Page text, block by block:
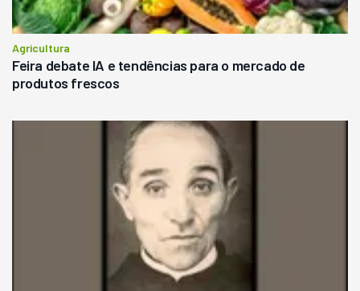
Agricultura
Feira debate IA e tendências para o mercado de
produtos frescos